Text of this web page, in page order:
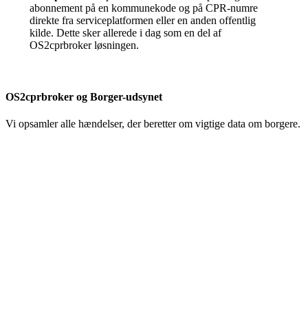
abonnement på en kommunekode og på CPR-numre
direkte fra serviceplatformen eller en anden offentlig
kilde. Dette sker allerede i dag som en del af
OS2cprbroker løsningen.
OS2cprbroker og Borger-udsynet
Vi opsamler alle hændelser, der beretter om vigtige data om borgere.